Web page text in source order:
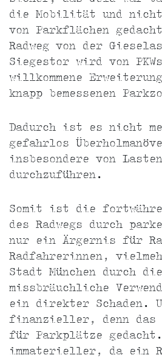
die Mobilität und nicht
von Parkflächen
Radweg von der
Siegestor wird von
willkommene
knapp bemessenen
Dadurch ist es nicht
gefahrlos
insbesondere von
durchzuführen.
Somit ist die
des Radwegs durch
nur ein Ärgernis für
Radfahrerinnen,
Stadt München durch die
missbräuchliche
ein direkter Schaden.
finanzieller, denn das
für Parkplätze
immaterieller, da ein